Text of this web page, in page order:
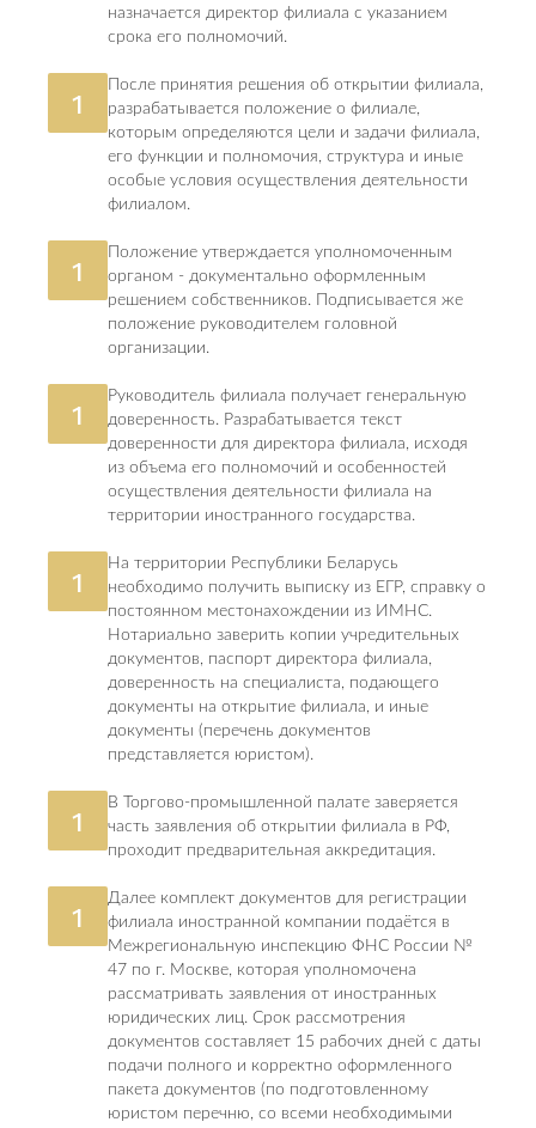
назначается директор филиала с указанием
срока его полномочий.
1
После принятия решения об открытии филиала,
разрабатывается положение о филиале,
которым определяются цели и задачи филиала,
его функции и полномочия, структура и иные
особые условия осуществления деятельности
филиалом.
1
Положение утверждается уполномоченным
органом - документально оформленным
решением собственников. Подписывается же
положение руководителем головной
организации.
1
Руководитель филиала получает генеральную
доверенность. Разрабатывается текст
доверенности для директора филиала, исходя
из объема его полномочий и особенностей
осуществления деятельности филиала на
территории иностранного государства.
1
На территории Республики Беларусь
необходимо получить выписку из ЕГР, справку о
постоянном местонахождении из ИМНС.
Нотариально заверить копии учредительных
документов, паспорт директора филиала,
доверенность на специалиста, подающего
документы на открытие филиала, и иные
документы (перечень документов
представляется юристом).
1
В Торгово-промышленной палате заверяется
часть заявления об открытии филиала в РФ,
проходит предварительная аккредитация.
1
Далее комплект документов для регистрации
филиала иностранной компании подаётся в
Межрегиональную инспекцию ФНС России №
47 по г. Москве, которая уполномочена
рассматривать заявления от иностранных
юридических лиц. Срок рассмотрения
документов составляет 15 рабочих дней с даты
подачи полного и корректно оформленного
пакета документов (по подготовленному
юристом перечню, со всеми необходимыми